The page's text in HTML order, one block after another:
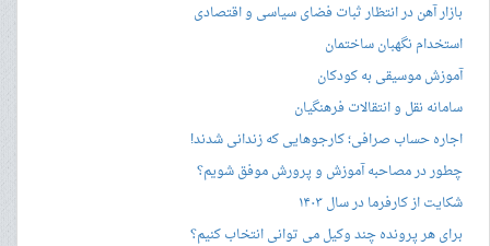
بازار آهن در انتظار ثبات فضای سیاسی و اقتصادی
استخدام نگهبان ساختمان
آموزش موسیقی به کودکان
سامانه نقل و انتقالات فرهنگیان
اجاره حساب صرافی؛ کارجوهایی که زندانی شدند!
چطور در مصاحبه‌ آموزش و پرورش موفق شویم؟
شکایت از کارفرما در سال ۱۴۰۳
برای هر پرونده چند وکیل می توانی انتخاب کنیم؟